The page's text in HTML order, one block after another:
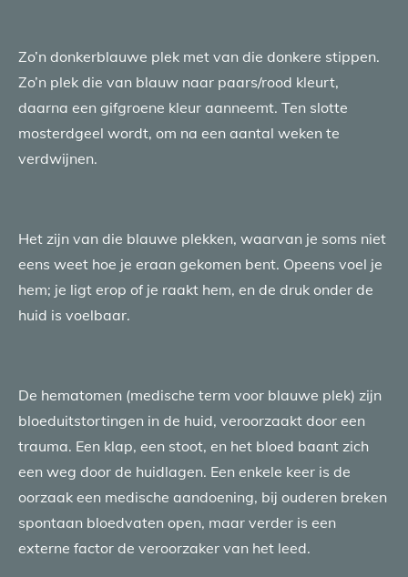
Zo’n donkerblauwe plek met van die donkere stippen.
Zo’n plek die van blauw naar paars/rood kleurt,
daarna een gifgroene kleur aanneemt. Ten slotte
mosterdgeel wordt, om na een aantal weken te
verdwijnen.
Het zijn van die blauwe plekken, waarvan je soms niet
eens weet hoe je eraan gekomen bent. Opeens voel je
hem; je ligt erop of je raakt hem, en de druk onder de
huid is voelbaar.
De hematomen (medische term voor blauwe plek) zijn
bloeduitstortingen in de huid, veroorzaakt door een
trauma. Een klap, een stoot, en het bloed baant zich
een weg door de huidlagen. Een enkele keer is de
oorzaak een medische aandoening, bij ouderen breken
spontaan bloedvaten open, maar verder is een
externe factor de veroorzaker van het leed.